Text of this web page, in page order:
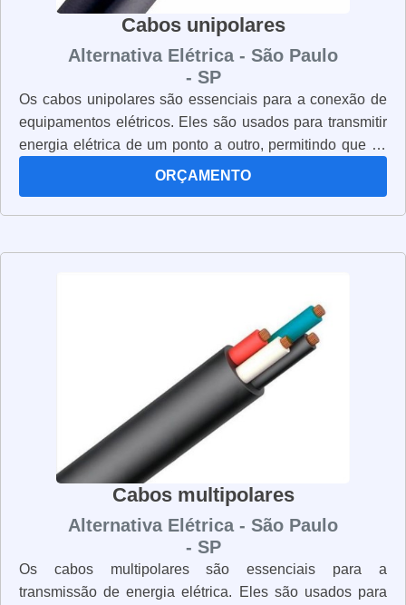
Cabos unipolares
Alternativa Elétrica - São Paulo
- SP
Os cabos unipolares são essenciais para a conexão de
equipamentos elétricos. Eles são usados para transmitir
energia elétrica de um ponto a outro, permitindo que os
dispositivos funcionem corretamente. Os cabos
duráveis, como cobre, alumínio e aço. Eles são
corrosão. Além disso, eles são resistentes ao fogo e às
ambientes externos. Os cabos unipolares são fáceis de
instalar e manter. Eles são leves e flexíveis, o que os
torna ideais para uso em espaços apertados. Além disso,
eles são resistentes a vibrações e choques, o que os
torna ideais para uso em equipamentos industriais. Os
cabos unipolares são uma solução eficaz para a
conexão de equipamentos elétricos. Eles são
resistentes, duráveis e fáceis de instalar e manter. Se
você precisa de cabos unipolares para sua instalação
elétrica, não hesite em procurar por um fornecedor de
qualidade.
ORÇAMENTO
Cabos multipolares
Alternativa Elétrica - São Paulo
- SP
Os cabos multipolares são essenciais para a
transmissão de energia elétrica. Eles são usados para